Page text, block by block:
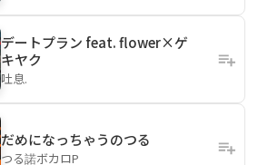
デートプラン feat. flower×ゲ
キヤク
吐息.
だめになっちゃうのつる
つる諾ボカロP